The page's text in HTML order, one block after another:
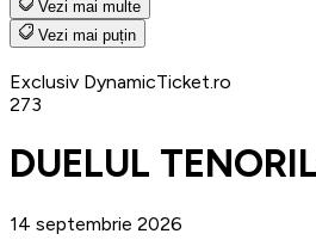
Vezi mai multe
Vezi mai puțin
Exclusiv DynamicTicket.ro
273
DUELUL
14 septembrie 2026